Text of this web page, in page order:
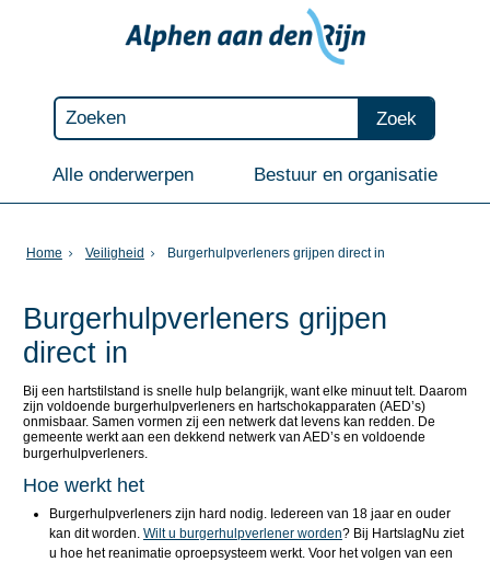
Zoek
Alle onderwerpen Bestuur en organisatie
Home Veiligheid Burgerhulpverleners grijpen direct in
Burgerhulpverleners grijpen
direct in
Bij een hartstilstand is snelle hulp belangrijk, want elke minuut telt. Daarom
zijn voldoende burgerhulpverleners en hartschokapparaten (AED’s)
onmisbaar. Samen vormen zij een netwerk dat levens kan redden. De
gemeente werkt aan een dekkend netwerk van AED’s en voldoende
burgerhulpverleners.
Hoe werkt het
Burgerhulpverleners zijn hard nodig. Iedereen van 18 jaar en ouder
kan dit worden. Wilt u burgerhulpverlener worden? Bij HartslagNu ziet
u hoe het reanimatie oproepsysteem werkt. Voor het volgen van een